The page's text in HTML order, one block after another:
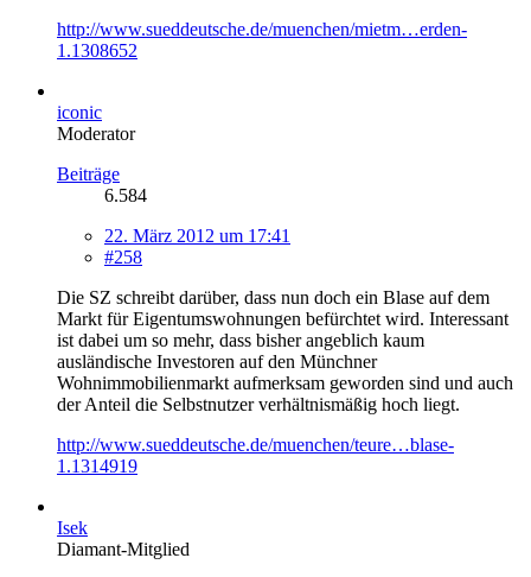
http://www.sueddeutsche.de/muenchen/mietm…erden-
1.1308652
iconic
Moderator
Beiträge
6.584
22. März 2012 um 17:41
#258
Die SZ schreibt darüber, dass nun doch ein Blase auf dem
Markt für Eigentumswohnungen befürchtet wird. Interessant
ist dabei um so mehr, dass bisher angeblich kaum
ausländische Investoren auf den Münchner
Wohnimmobilienmarkt aufmerksam geworden sind und auch
der Anteil die Selbstnutzer verhältnismäßig hoch liegt.
http://www.sueddeutsche.de/muenchen/teure…blase-
1.1314919
Isek
Diamant-Mitglied